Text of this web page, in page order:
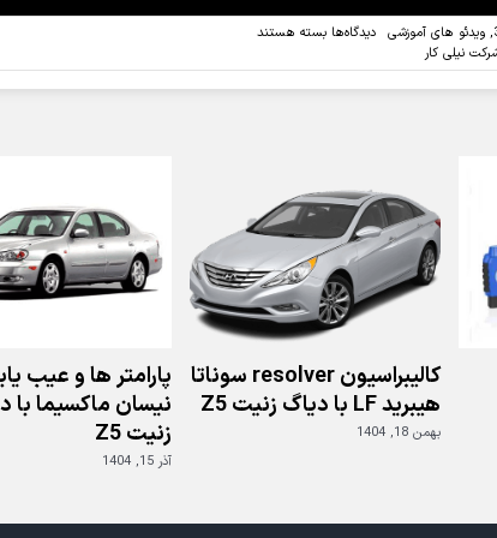
, ویدئو های آموزشی دیدگاه‌ها برای
و
unboxing
بسته هستند
نیلی کار
کالیبراسیون resolver سوناتا
هیبرید LF با دیاگ زنیت Z5
بهمن 18, 1404
پارامتر ها و عیب
نیسان ماکسیما با
زنیت Z5
آذر 15, 1404